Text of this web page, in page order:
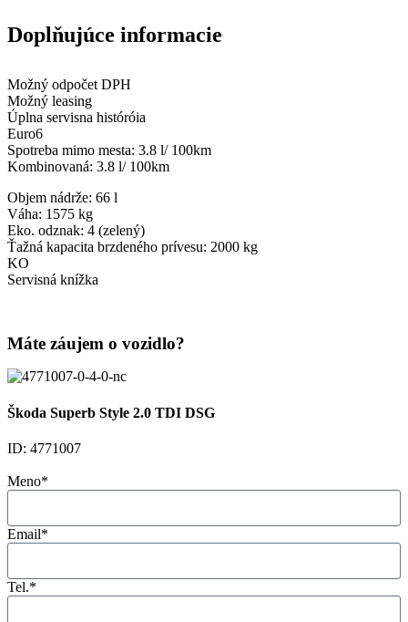
Doplňujúce informacie
Možný odpočet DPH
Možný leasing
Úplna servisna históróia
Euro6
Spotreba mimo mesta: 3.8 l/ 100km
Kombinovaná: 3.8 l/ 100km
Objem nádrže: 66 l
Váha: 1575 kg
Eko. odznak: 4 (zelený)
Ťažná kapacita brzdeného prívesu: 2000 kg
KO
Servisná knížka
Máte záujem o vozidlo?
Škoda Superb Style 2.0 TDI DSG
ID: 4771007
Meno*
Email*
Tel.*